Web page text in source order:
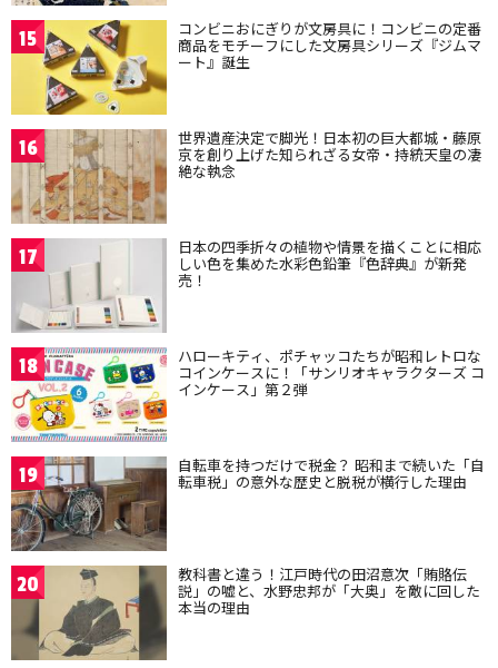
15 コンビニおにぎりが文房具に！コンビニの定番
商品をモチーフにした文房具シリーズ『ジムマ
ート』誕生
16 世界遺産決定で脚光！日本初の巨大都城・藤原
京を創り上げた知られざる女帝・持統天皇の凄
絶な執念
17 日本の四季折々の植物や情景を描くことに相応
しい色を集めた水彩色鉛筆『色辞典』が新発
売！
18 ハローキティ、ポチャッコたちが昭和レトロな
コインケースに！「サンリオキャラクターズ コ
インケース」第２弾
19 自転車を持つだけで税金？ 昭和まで続いた「自
転車税」の意外な歴史と脱税が横行した理由
20 教科書と違う！江戸時代の田沼意次「賄賂伝
説」の嘘と、水野忠邦が「大奥」を敵に回した
本当の理由